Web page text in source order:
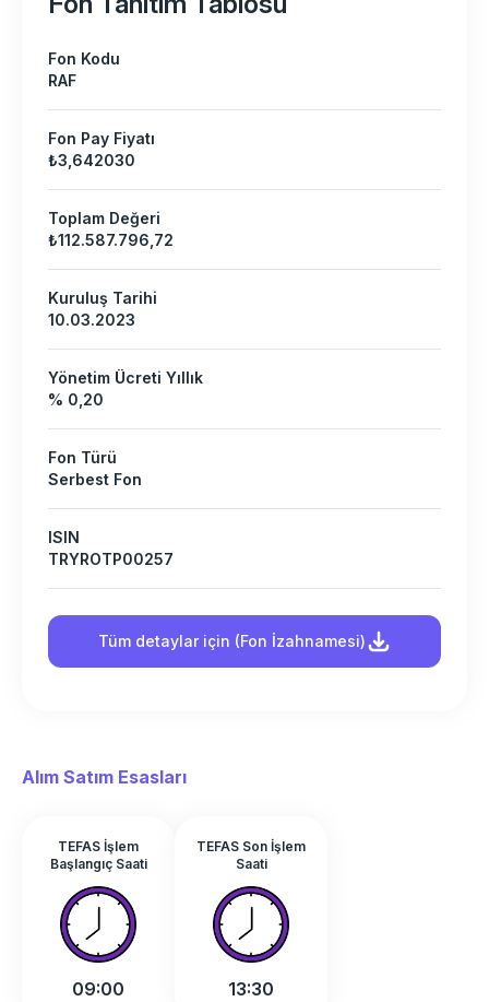
Fon Kodu
RAF
Fon Pay Fiyatı
₺3,642030
Toplam Değeri
₺112.587.796,72
Kuruluş Tarihi
10.03.2023
Yönetim Ücreti Yıllık
% 0,20
Fon Türü
Serbest Fon
ISIN
TRYROTP00257
Tüm detaylar için (Fon İzahnamesi)
Alım Satım Esasları
TEFAS İşlem
Başlangıç Saati
09:00
TEFAS Son İşlem
Saati
13:30